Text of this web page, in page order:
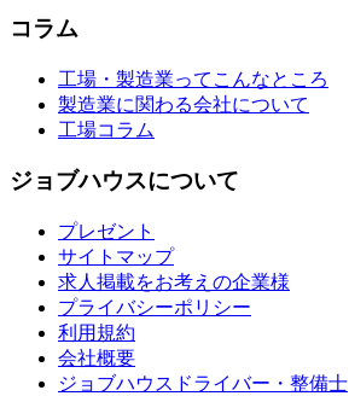
コラム
工場・製造業ってこんなところ
製造業に関わる会社について
工場コラム
ジョブハウスについて
プレゼント
サイトマップ
求人掲載をお考えの企業様
プライバシーポリシー
利用規約
会社概要
ジョブハウスドライバー・整備士